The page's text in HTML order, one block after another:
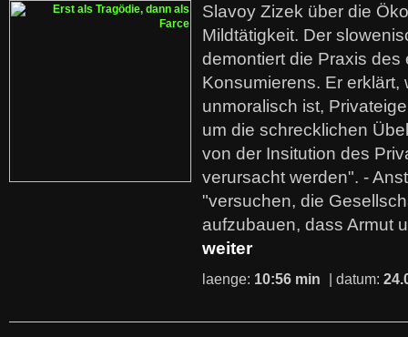
Slavoy Zizek über die
Mildtätigkeit. Der
demontiert die Praxis des
Konsumierens. Er erklärt,
unmoralisch ist,
um die schrecklichen
von der Insitution des
verursacht werden". -
"versuchen, die
aufzubauen, dass Armut
weiter
laenge: 10:56 min | datum: